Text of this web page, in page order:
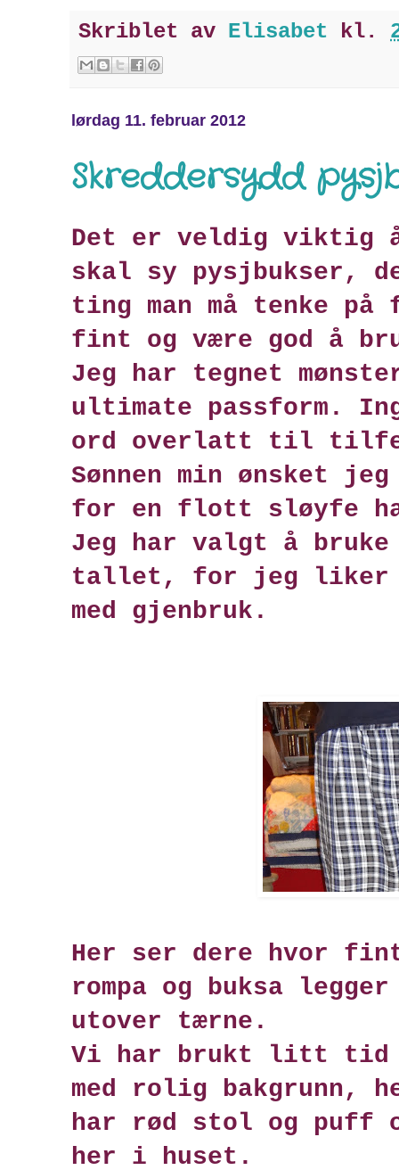
Skriblet av Elisabet kl.
lørdag 11. februar 2012
Skreddersydd
Det er veldig viktig
skal sy pysjbukser,
ting man må tenke
fint og være god å
Jeg har tegnet
ultimate passform.
ord overlatt til
Sønnen min ønsket
for en flott sløyfe
Jeg har valgt å bruke
tallet, for jeg liker
med gjenbruk.
Her ser dere hvor
rompa og buksa
utover tærne.
Vi har brukt litt tid
med rolig bakgrunn,
har rød stol og puff
her i huset.